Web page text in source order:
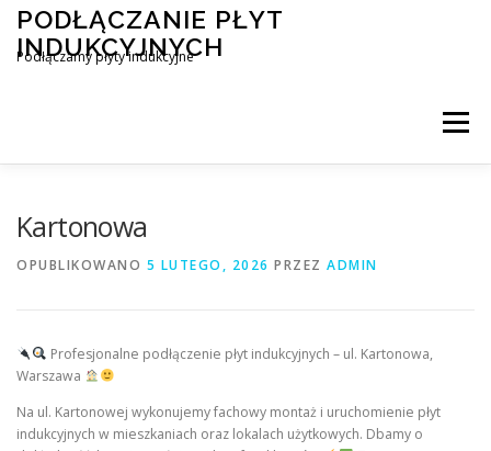
Przejdź
treści
PODŁĄCZANIE PŁYT
INDUKCYJNYCH
Podłączamy płyty indukcyjne
Menu
Kartonowa
OPUBLIKOWANO 5 LUTEGO, 2026 PRZEZ ADMIN
Profesjonalne podłączenie płyt indukcyjnych – ul. Kartonowa,
Warszawa
Na ul. Kartonowej wykonujemy fachowy montaż i uruchomienie płyt
indukcyjnych w mieszkaniach oraz lokalach użytkowych. Dbamy o